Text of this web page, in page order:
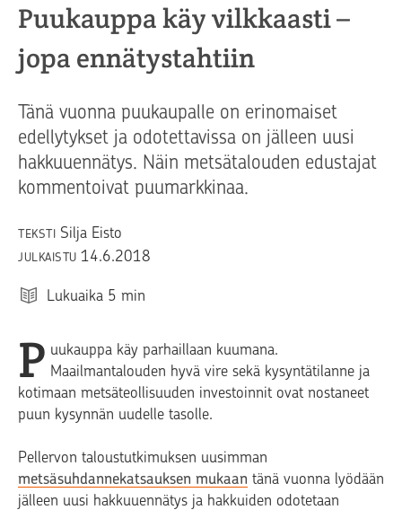
Puukauppa käy vilkkaasti –
jopa ennätystahtiin
Tänä vuonna puukaupalle on erinomaiset
edellytykset ja odotettavissa on jälleen uusi
hakkuuennätys. Näin metsätalouden edustajat
kommentoivat puumarkkinaa.
TEKSTI Silja Eisto
JULKAISTU 14.6.2018
Lukuaika 5 min
P uukauppa käy parhaillaan kuumana.
Maailmantalouden hyvä vire sekä kysyntätilanne ja
kotimaan metsäteollisuuden investoinnit ovat nostaneet
puun kysynnän uudelle tasolle.
Pellervon taloustutkimuksen uusimman
metsäsuhdannekatsauksen mukaan tänä vuonna lyödään
jälleen uusi hakkuuennätys ja hakkuiden odotetaan